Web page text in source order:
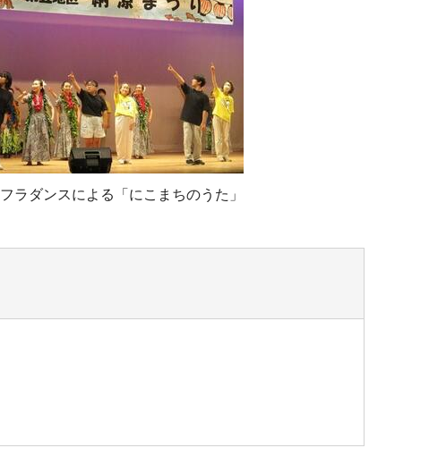
ラダンスによる「にこまちのうた」